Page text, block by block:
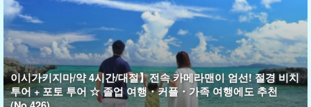
이시가키지마/약 4시간/대절】전속 카메라맨이 엄선! 절경 비치
투어 + 포토 투어 ☆ 졸업 여행・커플・가족 여행에도 추천